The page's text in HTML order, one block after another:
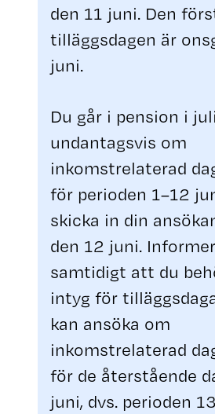
den 11 juni. Den
tilläggsdagen är
juni.
Du går i pension i
undantagsvis om
inkomstrelaterad
för perioden 1–12
skicka in din
den 12 juni.
samtidigt att du
intyg för
kan ansöka om
inkomstrelaterad
för de återstående
juni, dvs. perioden